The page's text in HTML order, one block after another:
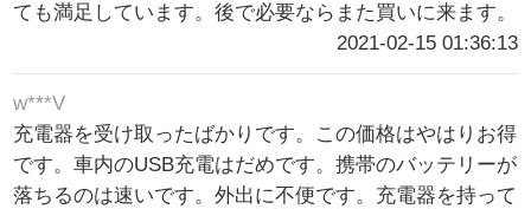
ても満足しています。後で必要ならまた買いに来ます。
2021-02-15 01:36:13
w***V
充電器を受け取ったばかりです。この価格はやはりお得
です。車内のUSB充電はだめです。携帯のバッテリーが
落ちるのは速いです。外出に不便です。充電器を持って